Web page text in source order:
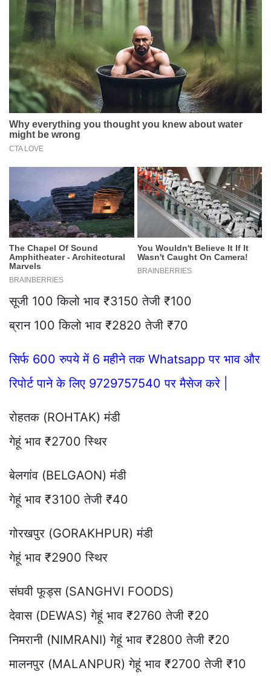
सूजी 100 किलो भाव ₹3150 तेजी ₹100
ब्रान 100 किलो भाव ₹2820 तेजी ₹70
सिर्फ 600 रुपये में 6 महीने तक Whatsapp पर भाव और
रिपोर्ट पाने के लिए 9729757540 पर मैसेज करे |
रोहतक (ROHTAK) मंडी
गेहूं भाव ₹2700 स्थिर
बेलगांव (BELGAON) मंडी
गेहूं भाव ₹3100 तेजी ₹40
गोरखपुर (GORAKHPUR) मंडी
गेहूं भाव ₹2900 स्थिर
संघवी फूड्स (SANGHVI FOODS)
देवास (DEWAS) गेहूं भाव ₹2760 तेजी ₹20
निमरानी (NIMRANI) गेहूं भाव ₹2800 तेजी ₹20
मालनपुर (MALANPUR) गेहूं भाव ₹2700 तेजी ₹10